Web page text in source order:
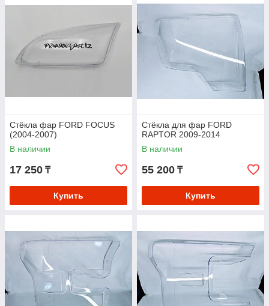
Стёкла фар FORD FOCUS
(2004-2007)
В наличии
17 250 ₸
Купить
Стёкла для фар FORD
RAPTOR 2009-2014
В наличии
55 200 ₸
Купить